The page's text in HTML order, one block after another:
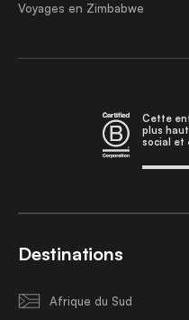
Voyages en Zimbabwe
Cette
plus
social et
Destinations
Afrique du Sud